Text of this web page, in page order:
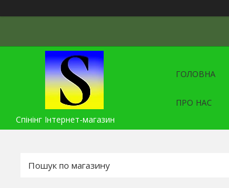
Спінінг Інтернет-магазин
ГОЛОВНА
ПРО НАС